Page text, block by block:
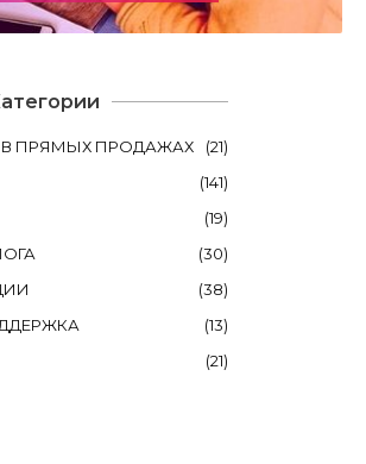
В ПРЯМЫХ ПРОДАЖАХ (21)
(141)
(19)
(30)
(38)
(13)
(21)